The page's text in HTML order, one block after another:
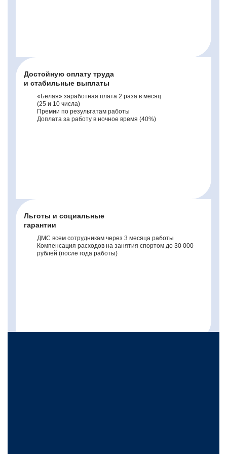
Достойную оплату труда
и стабильные выплаты
«Белая» заработная плата 2 раза в месяц
(25 и 10 числа)
Премии по результатам работы
Доплата за работу в ночное время (40%)
Льготы и социальные
гарантии
ДМС всем сотрудникам через 3 месяца работы
Компенсация расходов на занятия спортом до 30 000
рублей (после года работы)